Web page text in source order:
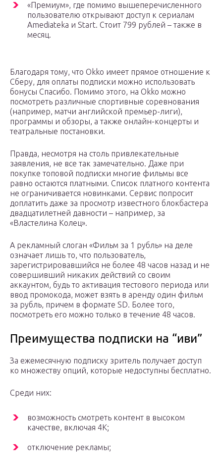
«Премиум», где помимо вышеперечисленного
пользователю открывают доступ к сериалам
Amediateka и Start. Стоит 799 рублей – также в
месяц.
Благодаря тому, что Okko имеет прямое отношение к
Сберу, для оплаты подписки можно использовать
бонусы Спасибо. Помимо этого, на Okko можно
посмотреть различные спортивные соревнования
(например, матчи английской премьер-лиги),
программы и обзоры, а также онлайн-концерты и
театральные постановки.
Правда, несмотря на столь привлекательные
заявления, не все так замечательно. Даже при
покупке топовой подписки многие фильмы все
равно остаются платными. Список платного контента
не ограничивается новинками. Сервис попросит
доплатить даже за просмотр известного блокбастера
двадцатилетней давности – например, за
«Властелина Колец».
А рекламный слоган «Фильм за 1 рубль» на деле
означает лишь то, что пользователь,
зарегистрировавшийся не более 48 часов назад и не
совершивший никаких действий со своим
аккаунтом, будь то активация тестового периода или
ввод промокода, может взять в аренду один фильм
за рубль, причем в формате SD. Более того,
посмотреть его можно только в течение 48 часов.
Преимущества подписки на “иви”
За ежемесячную подписку зритель получает доступ
ко множеству опций, которые недоступны бесплатно.
Среди них:
возможность смотреть контент в высоком
качестве, включая 4К;
отключение рекламы;